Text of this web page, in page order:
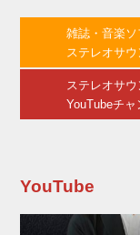
雑誌・音楽ソ
ステレオサ
ステレオサウ
YouTubeチャ
YouTube